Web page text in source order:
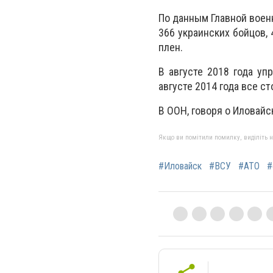
По данным Главной
366 украинских
плен.
В августе 2018 года
августе 2014 года все
В ООН, говоря о
Якщо ви помітили помилку, виділіть
#Иловайск #ВСУ #АТО